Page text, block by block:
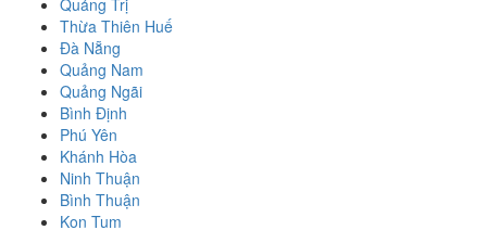
Thừa Thiên Huế
Đà Nẵng
Quảng Nam
Quảng Ngãi
Bình Định
Phú Yên
Khánh Hòa
Ninh Thuận
Bình Thuận
Kon Tum